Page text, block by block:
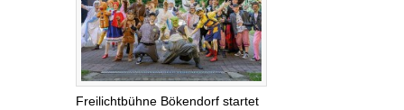
Freilichtbühne Bökendorf startet